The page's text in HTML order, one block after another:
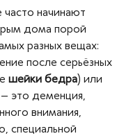
начинают
дома порой
разных вещах:
после серьёзных
шейки бедра) или
это деменция,
внимания,
специальной